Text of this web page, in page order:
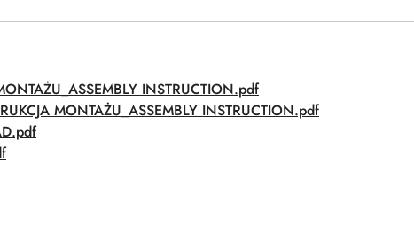
INSTRUCTION.pdf
MONTAŻU_ASSEMBLY INSTRUCTION.pdf